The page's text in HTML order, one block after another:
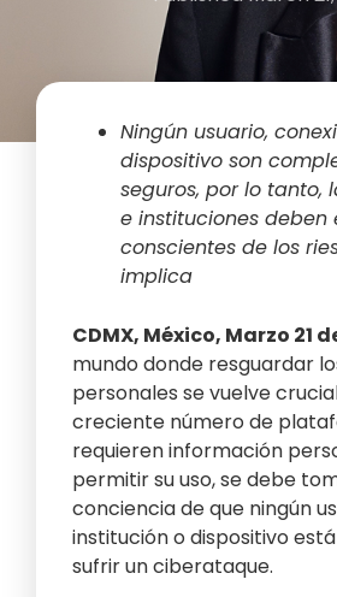
Ningún usuario,
dispositivo son
seguros, por lo tanto,
e instituciones deben
conscientes de los
implica
CDMX, México, Marzo 21
mundo donde resguardar
personales se vuelve
creciente número de
requieren información
permitir su uso, se debe
conciencia de que ningún
institución o dispositivo
sufrir un ciberataque.